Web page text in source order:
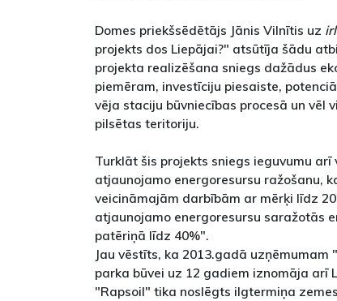
Domes priekšsēdētājs Jānis Vilnītis uz
projekts dos Liepājai?" atsūtīja šādu
projekta realizēšana sniegs dažādus
piemēram, investīciju piesaiste,
vēja staciju būvniecības procesā un vēl
pilsētas teritoriju.
Turklāt šis projekts sniegs ieguvumu
atjaunojamo energoresursu ražošanu,
veicināmajām darbībām ar mērķi līdz
atjaunojamo energoresursu saražotās
patēriņā līdz 40%".
Jau vēstīts, ka 2013.gadā
parka būvei uz 12 gadiem iznomāja arī
"Rapsoil" tika noslēgts ilgtermiņa